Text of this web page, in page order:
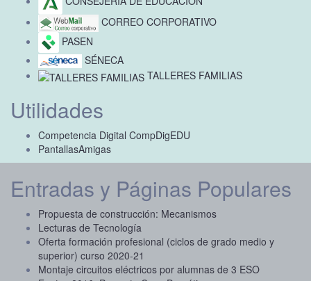
CORREO CORPORATIVO
PASEN
SÉNECA
TALLERES FAMILIAS
Utilidades
Competencia Digital CompDigEDU
PantallasAmigas
Entradas y Páginas Populares
Propuesta de construcción: Mecanismos
Lecturas de Tecnología
Oferta formación profesional (ciclos de grado medio y
superior) curso 2020-21
Montaje circuitos eléctricos por alumnas de 3 ESO